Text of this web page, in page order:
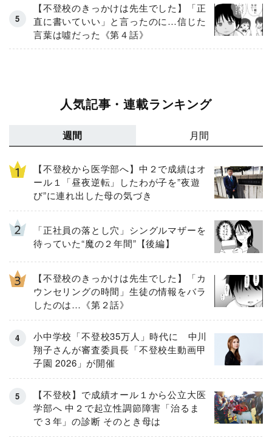
【不登校のきっかけは先生でした】「正
直に書いていい」と言ったのに…信じた
言葉は噓だった《第４話》
人気記事・連載ランキング
週間 月間
【不登校から医学部へ】中２で成績はオ
ール１「昼夜逆転」したわが子を”夜遊
び”に連れ出した母の気づき
「正社員の落とし穴」シングルマザーを
待っていた“魔の２年間”【後編】
【不登校のきっかけは先生でした】「カ
ウンセリングの時間」生徒の情報をバラ
したのは…《第２話》
小中学校「不登校35万人」時代に 中川
翔子さんが審査委員長「不登校生動画甲
子園 2026」が開催
【不登校】で成績オール１から公立大医
学部へ 中２で起立性調節障害「治るま
で３年」の診断 そのとき母は